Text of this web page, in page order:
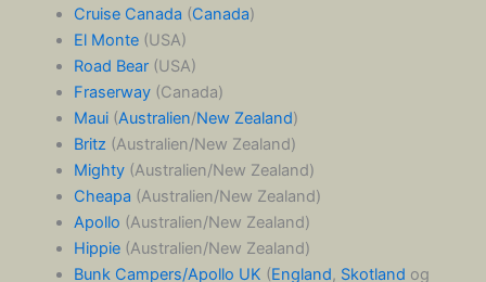
Cruise Canada (Canada)
El Monte(USA)
Road Bear(USA)
Fraserway (Canada)
Maui (Australien/New Zealand)
Britz (Australien/New Zealand)
Mighty (Australien/New Zealand)
Cheapa (Australien/New Zealand)
Apollo (Australien/New Zealand)
Hippie(Australien/New Zealand)
Bunk Campers/Apollo UK (England, Skotland og